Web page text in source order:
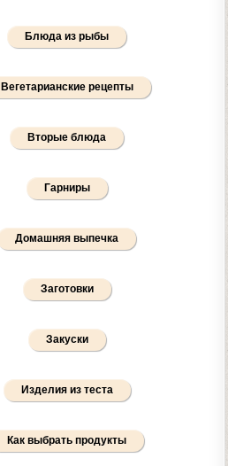
Блюда из рыбы
Вегетарианские рецепты
Вторые блюда
Гарниры
Домашняя выпечка
Заготовки
Закуски
Изделия из теста
Как выбрать продукты